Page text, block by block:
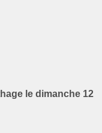
le dimanche 12